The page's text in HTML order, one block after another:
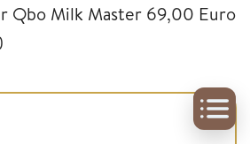
Qbo Milk Master 69,00 Euro